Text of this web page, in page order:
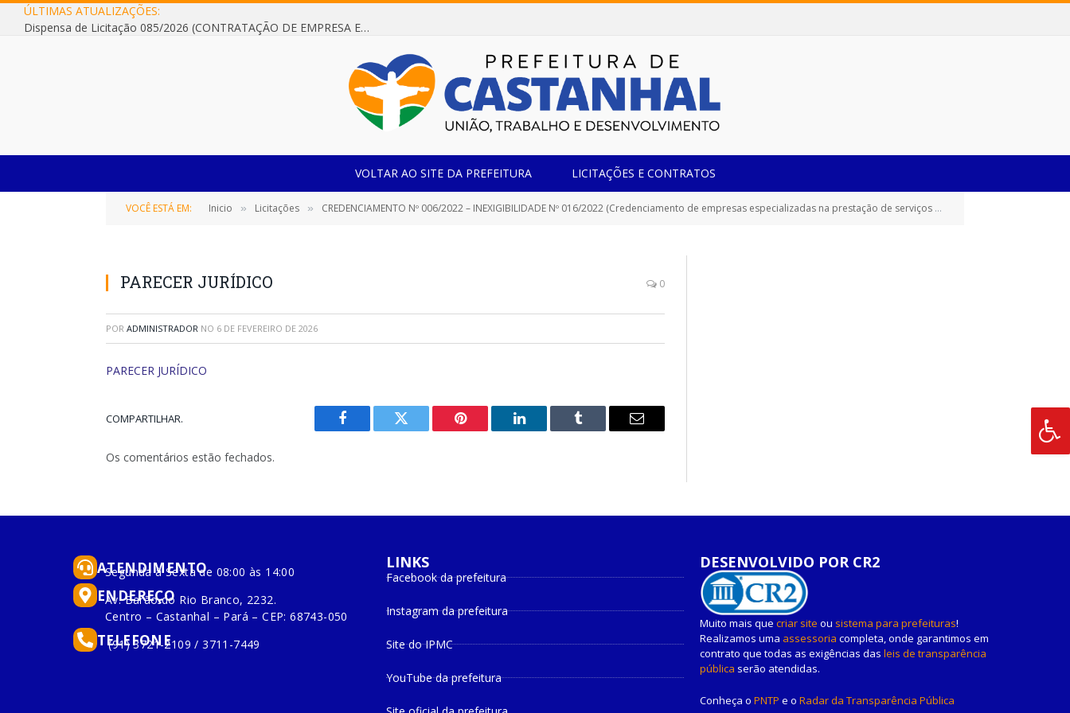
ÚLTIMAS ATUALIZAÇÕES:
Dispensa de Licitação 085/2026 (CONTRATAÇÃO DE EMPRESA ESPECIALIZADA NA FABRICAÇÃO DE MÓVEIS SOB MEDIDA COM ESTRUTURA METÁLICA EM METALON PARA ATENDIMENTO DAS NECESSIDADES DA SALA SIMOV DA EMEF MADRE MARIA VIGANÓ)
VOLTAR AO SITE DA PREFEITURA LICITAÇÕES E CONTRATOS
VOCÊ ESTÁ EM: Inicio » Licitações » CREDENCIAMENTO Nº 006/2022 – INEXIGIBILIDADE Nº 016/2022 (Credenciamento de empresas especializadas na prestação de serviços de locação de veículos tipo máquinas pesadas, passeio, utilitários, coletivos e de carga com condutor)
PARECER JURÍDICO 0
POR ADMINISTRADOR NO 6 DE FEVEREIRO DE 2026
PARECER JURÍDICO
COMPARTILHAR.
Facebook Twitter Pinterest
O
Tumblr
E-
Os comentários estão fechados.
ATENDIMENTO
Segunda à Sexta de 08:00 às 14:00
ENDEREÇO
Av. Barão do Rio Branco, 2232.
Centro – Castanhal – Pará – CEP: 68743-050
TELEFONE
(91) 3721-2109 / 3711-7449
LINKS
Facebook da prefeitura
Instagram da prefeitura
Site do IPMC
YouTube da prefeitura
DESENVOLVIDO POR CR2
Muito mais que criar site ou sistema para prefeituras!
Realizamos uma assessoria completa, onde garantimos em
contrato que todas as exigências das leis de transparência
pública serão atendidas.
Conheça o PNTP e o Radar da Transparência Pública